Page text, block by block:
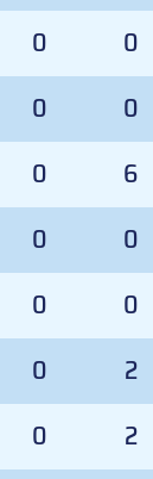
0 0
0 0
0 6
0 0
0 0
0 2
0 2